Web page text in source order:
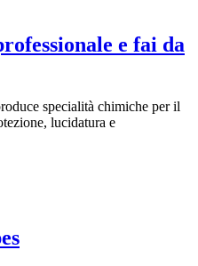
e fai da
specialità chimiche per il
lucidatura e